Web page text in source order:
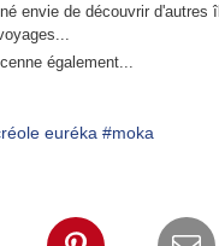
envie de découvrir d'autres
également...
euréka #moka